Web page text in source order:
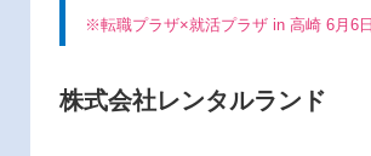
※転職プラザ×就活プラザ in 高崎 6月6
株式会社レンタルランド